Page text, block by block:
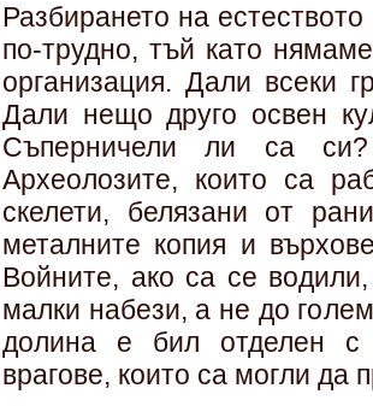
Разбирането на
по-трудно, тъй като
организация. Дали всеки
Дали нещо друго освен
Съперничели ли са
Археолозите, които са
скелети, белязани от
металните копия и
Войните, ако са се
малки набези, а не до
долина е бил отделен с
врагове, които са могли да